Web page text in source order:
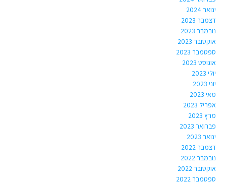
ינואר 2024
דצמבר 2023
נובמבר 2023
אוקטובר 2023
ספטמבר 2023
אוגוסט 2023
יולי 2023
יוני 2023
מאי 2023
אפריל 2023
מרץ 2023
פברואר 2023
ינואר 2023
דצמבר 2022
נובמבר 2022
אוקטובר 2022
ספטמבר 2022